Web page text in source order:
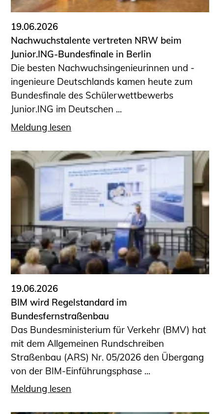
19.06.2026
Nachwuchstalente vertreten NRW beim
Junior.ING-Bundesfinale in Berlin
Die besten Nachwuchsingenieurinnen und -
ingenieure Deutschlands kamen heute zum
Bundesfinale des Schülerwettbewerbs
Junior.ING im Deutschen ...
Meldung lesen
19.06.2026
BIM wird Regelstandard im
Bundesfernstraßenbau
Das Bundesministerium für Verkehr (BMV) hat
mit dem Allgemeinen Rundschreiben
Straßenbau (ARS) Nr. 05/2026 den Übergang
von der BIM-Einführungsphase ...
Meldung lesen